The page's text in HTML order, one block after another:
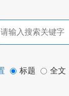
标题 全文